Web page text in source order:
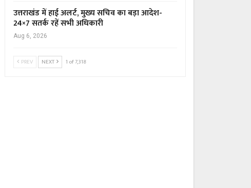
उत्तराखंड में हाई अलर्ट, मुख्य सचिव का बड़ा आदेश-
24×7 सतर्क रहें सभी अधिकारी
Aug 6, 2026
PREV NEXT 1 of 7,318